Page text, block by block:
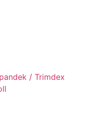
/ Trimdex